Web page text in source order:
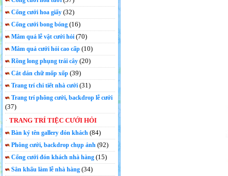
Cổng cưới hoa giấy (32)
Cổng cưới bong bóng (16)
Mâm quả lễ vật cưới hỏi (70)
Mâm quả cưới hỏi cao cấp (10)
Rồng long phụng trái cây (20)
Cắt dán chữ mốp xốp (39)
Trang trí chi tiết nhà cưới (31)
Trang trí phông cưới, backdrop lễ cưới
(37)
TRANG TRÍ TIỆC CƯỚI HỎI
Bàn ký tên gallery đón khách (84)
Phông cưới, backdrop chụp ảnh (92)
Cổng cưới đón khách nhà hàng (15)
Sân khấu làm lễ nhà hàng (34)